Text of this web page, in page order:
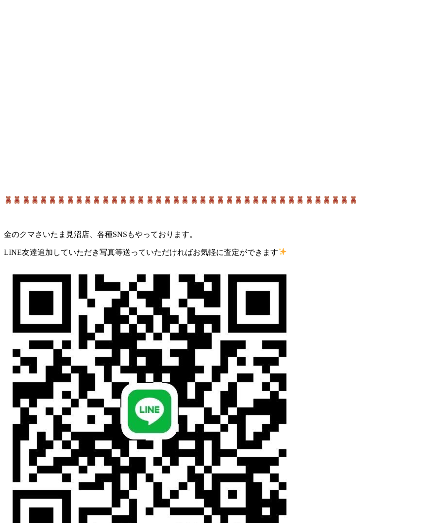
金のクマさいたま見沼店、各種SNSもやっております。
LINE友達追加していただき写真等送っていただければお気軽に査定ができます